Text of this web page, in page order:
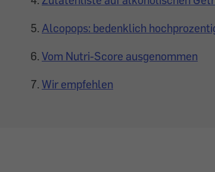
Alcopops: bedenklich
Vom Nutri-Score ausgenommen
Wir empfehlen